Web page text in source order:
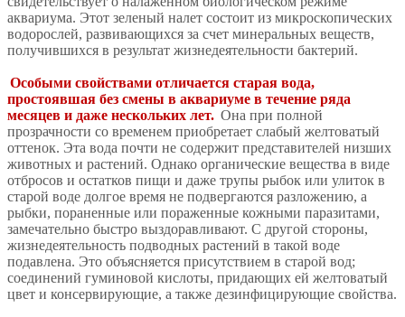
аквариума. Этот зеленый налет состоит из микроскопических
водорослей, развивающихся за счет минеральных веществ,
получившихся в результат жизнедеятельности бактерий.
Особыми свойствами отличается старая вода,
простоявшая без смены в аквариуме в течение ряда
месяцев и даже нескольких лет. Она при полной
прозрачности со временем приобретает слабый желтоватый
оттенок. Эта вода почти не содержит представителей низших
животных и растений. Однако органические вещества в виде
отбросов и остатков пищи и даже трупы рыбок или улиток в
старой воде долгое время не подвергаются разложению, а
рыбки, пораненные или пораженные кожными паразитами,
замечательно быстро выздоравливают. С другой стороны,
жизнедеятельность подводных растений в такой воде
подавлена. Это объясняется присутствием в старой вод;
соединений гуминовой кислоты, придающих ей желтоватый
цвет и консервирующие, а также дезинфицирующие свойства.